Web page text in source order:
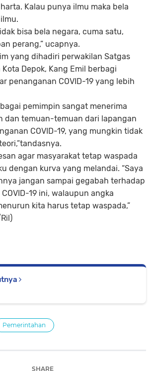
Kalau punya ilmu maka bela
bisa bela negara, cuma satu,
perang,” ucapnya.
yang dihadiri perwakilan Satgas
Depok, Kang Emil berbagi
penanganan COVID-19 yang lebih
pemimpin sangat menerima
dan temuan-temuan dari lapangan
COVID-19, yang mungkin tidak
agar masyarakat tetap waspada
dengan kurva yang melandai. “Saya
jangan sampai gegabah terhadap
19 ini, walaupun angka
kita harus tetap waspada,”
Pemerintahan
SHARE